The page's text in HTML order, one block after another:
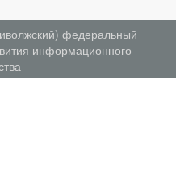
федеральный
информационного